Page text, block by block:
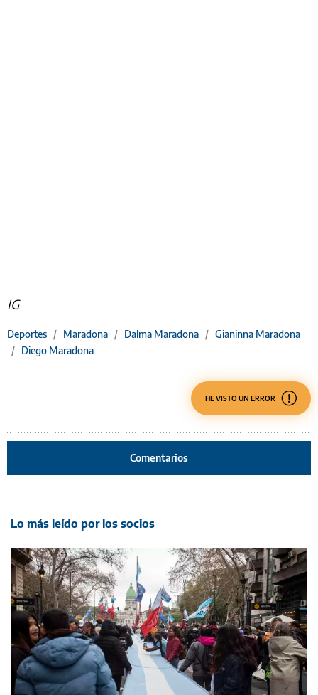
IG
Deportes / Maradona / Dalma Maradona / Gianinna Maradona
/ Diego Maradona
HE VISTO UN ERROR
Comentarios
Lo más leído por los socios